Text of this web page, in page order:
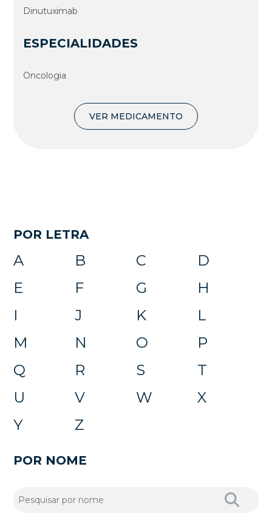
Dinutuximab
ESPECIALIDADES
Oncologia
VER MEDICAMENTO
POR LETRA
A B C
D
E
F G
H
I
J K
L
M
N O
P
Q
R S
T
U
V W
X
Y
Z
POR NOME